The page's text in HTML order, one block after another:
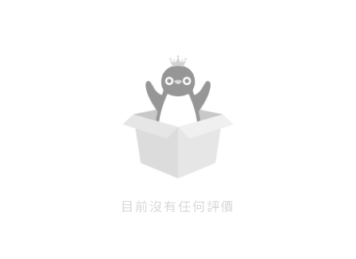
目前沒有任何評價